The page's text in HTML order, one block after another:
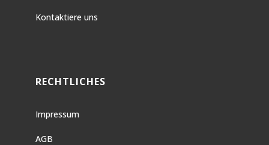
Kontaktiere uns
RECHTLICHES
Impressum
AGB